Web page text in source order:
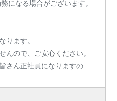
になる場合がございます。
ります。
んので、ご安心ください。
さん正社員になりますの